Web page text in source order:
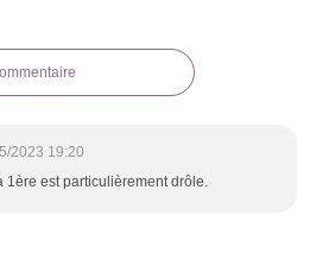
2023 19:20
1ère est particulièrement drôle.